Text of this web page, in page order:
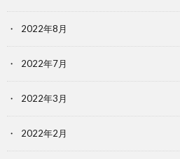
2022年8月
2022年7月
2022年3月
2022年2月